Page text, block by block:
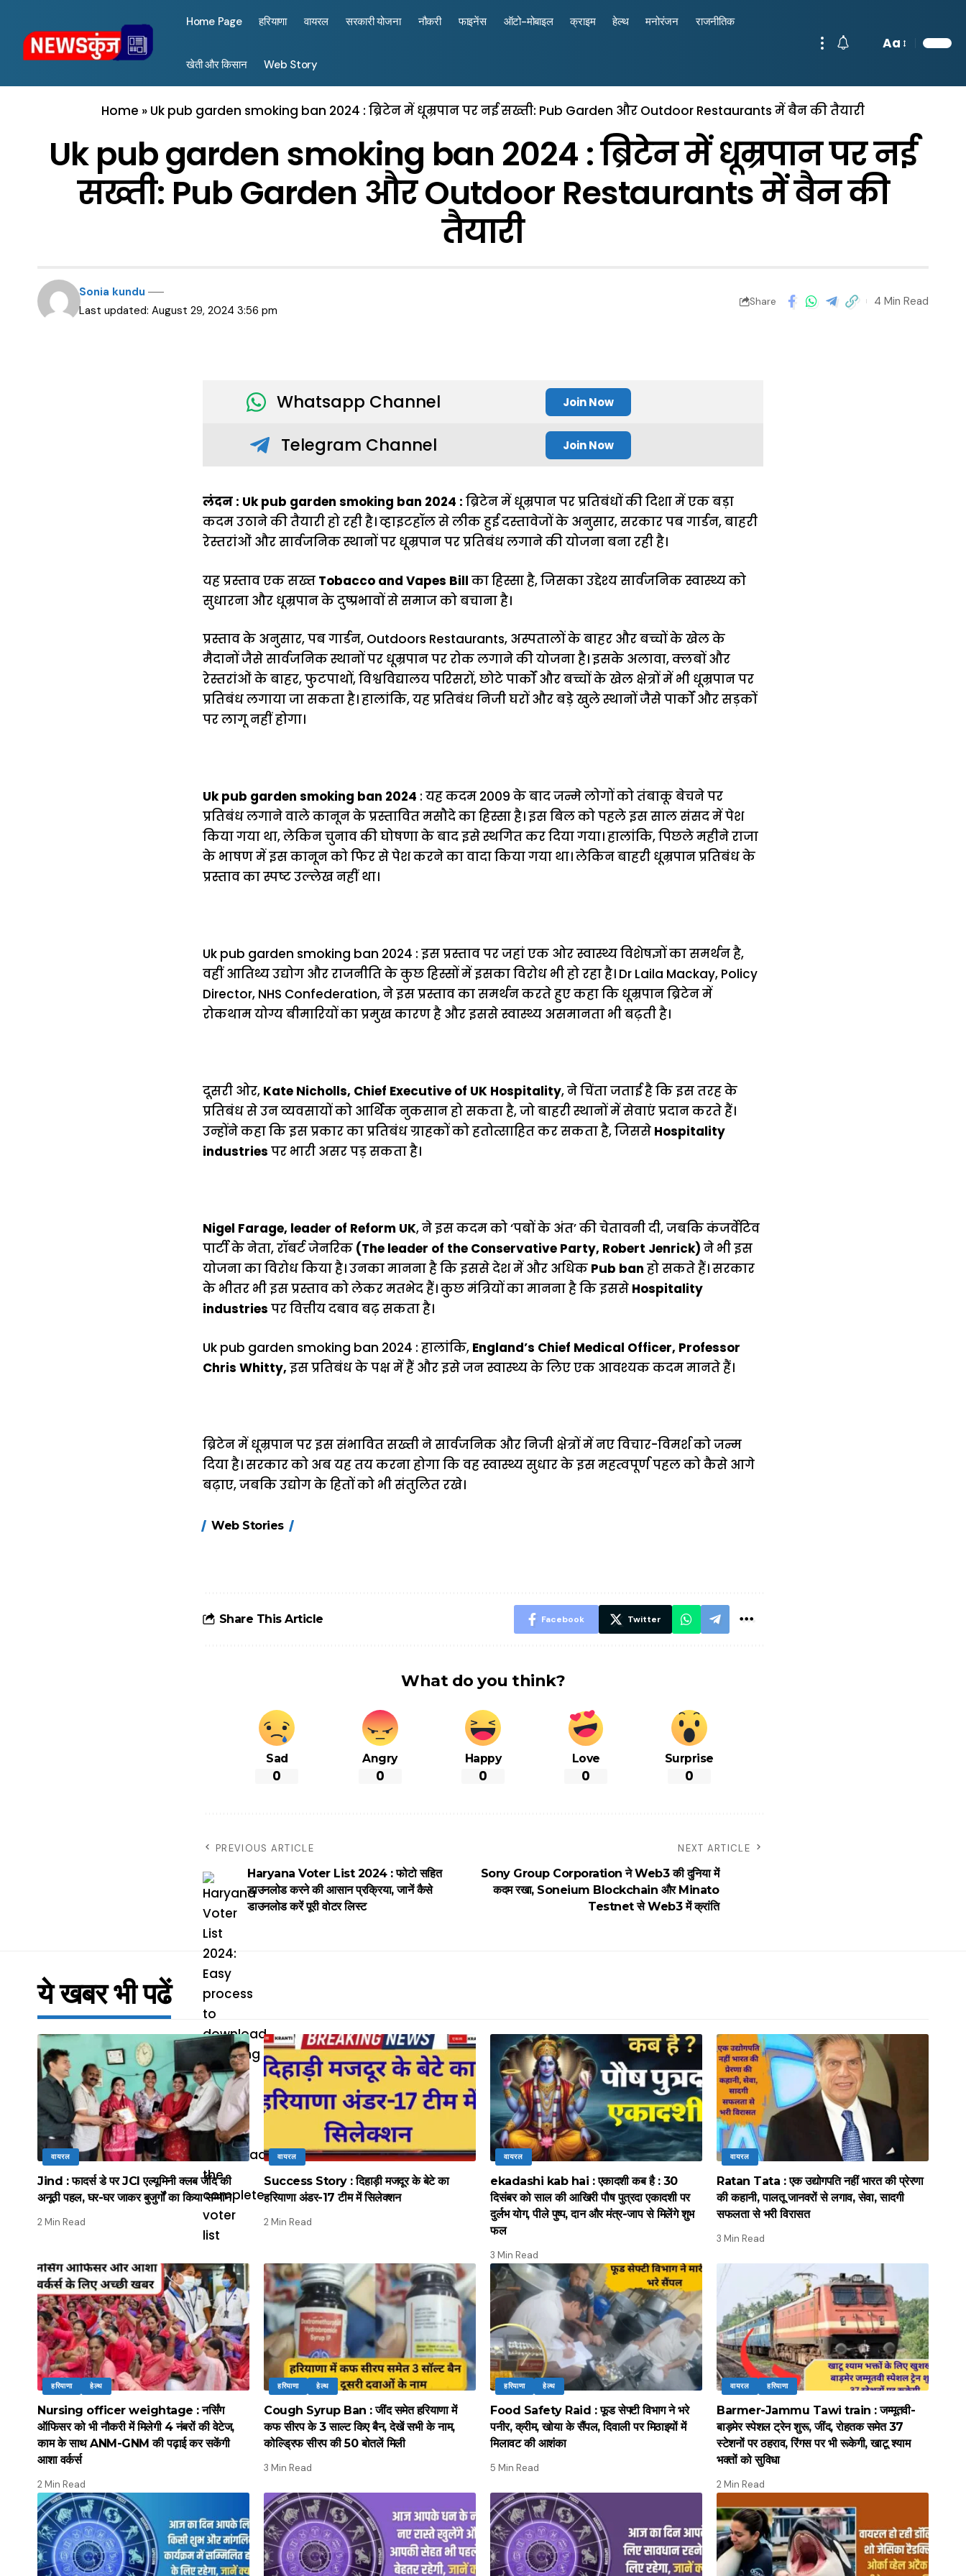
Home Page हरियाणा वायरल सरकारी योजना नौकरी फाइनेंस ऑटो-मोबाइल क्राइम हेल्थ मनोरंजन राजनीतिक
खेती और किसान Web Story
Aa
Home » Uk pub garden smoking ban 2024 : ब्रिटेन में धूम्रपान पर नई सख्ती: Pub Garden और Outdoor Restaurants में बैन की तैयारी
Uk pub garden smoking ban 2024 : ब्रिटेन में धूम्रपान पर नई
सख्ती: Pub Garden और Outdoor Restaurants में बैन की
तैयारी
Last updated: August 29, 2024 3:56 pm
Sonia kundu
Share 4 Min Read
Whatsapp Channel Join Now
Telegram Channel Join Now
लंदन : Uk pub garden smoking ban 2024 : ब्रिटेन में धूम्रपान पर प्रतिबंधों की दिशा में एक बड़ा
कदम उठाने की तैयारी हो रही है। व्हाइटहॉल से लीक हुई दस्तावेजों के अनुसार, सरकार पब गार्डन, बाहरी
रेस्तरांओं और सार्वजनिक स्थानों पर धूम्रपान पर प्रतिबंध लगाने की योजना बना रही है।
यह प्रस्ताव एक सख्त Tobacco and Vapes Bill का हिस्सा है, जिसका उद्देश्य सार्वजनिक स्वास्थ्य को
सुधारना और धूम्रपान के दुष्प्रभावों से समाज को बचाना है।
प्रस्ताव के अनुसार, पब गार्डन, Outdoors Restaurants, अस्पतालों के बाहर और बच्चों के खेल के
मैदानों जैसे सार्वजनिक स्थानों पर धूम्रपान पर रोक लगाने की योजना है। इसके अलावा, क्लबों और
रेस्तरांओं के बाहर, फुटपाथों, विश्वविद्यालय परिसरों, छोटे पार्कों और बच्चों के खेल क्षेत्रों में भी धूम्रपान पर
प्रतिबंध लगाया जा सकता है। हालांकि, यह प्रतिबंध निजी घरों और बड़े खुले स्थानों जैसे पार्कों और सड़कों
पर लागू नहीं होगा।
Uk pub garden smoking ban 2024 : यह कदम 2009 के बाद जन्मे लोगों को तंबाकू बेचने पर
प्रतिबंध लगाने वाले कानून के प्रस्तावित मसौदे का हिस्सा है। इस बिल को पहले इस साल संसद में पेश
किया गया था, लेकिन चुनाव की घोषणा के बाद इसे स्थगित कर दिया गया। हालांकि, पिछले महीने राजा
के भाषण में इस कानून को फिर से पेश करने का वादा किया गया था। लेकिन बाहरी धूम्रपान प्रतिबंध के
प्रस्ताव का स्पष्ट उल्लेख नहीं था।
Uk pub garden smoking ban 2024 : इस प्रस्ताव पर जहां एक ओर स्वास्थ्य विशेषज्ञों का समर्थन है,
वहीं आतिथ्य उद्योग और राजनीति के कुछ हिस्सों में इसका विरोध भी हो रहा है। Dr Laila Mackay, Policy
Director, NHS Confederation, ने इस प्रस्ताव का समर्थन करते हुए कहा कि धूम्रपान ब्रिटेन में
रोकथाम योग्य बीमारियों का प्रमुख कारण है और इससे स्वास्थ्य असमानता भी बढ़ती है।
दूसरी ओर, Kate Nicholls, Chief Executive of UK Hospitality, ने चिंता जताई है कि इस तरह के
प्रतिबंध से उन व्यवसायों को आर्थिक नुकसान हो सकता है, जो बाहरी स्थानों में सेवाएं प्रदान करते हैं।
उन्होंने कहा कि इस प्रकार का प्रतिबंध ग्राहकों को हतोत्साहित कर सकता है, जिससे Hospitality
industries पर भारी असर पड़ सकता है।
Nigel Farage, leader of Reform UK, ने इस कदम को ‘पबों के अंत’ की चेतावनी दी, जबकि कंजर्वेटिव
पार्टी के नेता, रॉबर्ट जेनरिक (The leader of the Conservative Party, Robert Jenrick) ने भी इस
योजना का विरोध किया है। उनका मानना है कि इससे देश में और अधिक Pub ban हो सकते हैं। सरकार
के भीतर भी इस प्रस्ताव को लेकर मतभेद हैं। कुछ मंत्रियों का मानना है कि इससे Hospitality
industries पर वित्तीय दबाव बढ़ सकता है।
Uk pub garden smoking ban 2024 : हालांकि, England’s Chief Medical Officer, Professor
Chris Whitty, इस प्रतिबंध के पक्ष में हैं और इसे जन स्वास्थ्य के लिए एक आवश्यक कदम मानते हैं।
ब्रिटेन में धूम्रपान पर इस संभावित सख्ती ने सार्वजनिक और निजी क्षेत्रों में नए विचार-विमर्श को जन्म
दिया है। सरकार को अब यह तय करना होगा कि वह स्वास्थ्य सुधार के इस महत्वपूर्ण पहल को कैसे आगे
बढ़ाए, जबकि उद्योग के हितों को भी संतुलित रखे।
Web Stories
होंगे FASTag के
आसान ट्रिक्स
निगरानी
Share This Article Facebook Twitter
What do you think?
Sad
0
Angry
0
Happy
0
Love
0
Surprise
0
PREVIOUS ARTICLE
Haryana Voter List 2024 : फोटो सहित
डाउनलोड करने की आसान प्रक्रिया, जानें कैसे
डाउनलोड करें पूरी वोटर लिस्ट
NEXT ARTICLE
Sony Group Corporation ने Web3 की दुनिया में
कदम रखा, Soneium Blockchain और Minato
Testnet से Web3 में क्रांति
ये खबर भी पढें
वायरल
Jind : फादर्स डे पर JCI एल्यूमिनी क्लब जींद की
अनूठी पहल, घर-घर जाकर बुजुर्गों का किया सम्मान
2 Min Read
वायरल
Success Story : दिहाड़ी मजदूर के बेटे का
हरियाणा अंडर-17 टीम में सिलेक्शन
2 Min Read
वायरल
ekadashi kab hai : एकादशी कब है : 30
दिसंबर को साल की आखिरी पौष पुत्रदा एकादशी पर
दुर्लभ योग, पीले पुष्प, दान और मंत्र-जाप से मिलेंगे शुभ
फल
3 Min Read
वायरल
Ratan Tata : एक उद्योगपति नहीं भारत की प्रेरणा
की कहानी, पालतू जानवरों से लगाव, सेवा, सादगी
सफलता से भरी विरासत
3 Min Read
हरियाणा हेल्थ
Nursing officer weightage : नर्सिंग
ऑफिसर को भी नौकरी में मिलेगी 4 नंबरों की वेटेज,
काम के साथ ANM-GNM की पढ़ाई कर सकेंगी
आशा वर्कर्स
2 Min Read
हरियाणा हेल्थ
Cough Syrup Ban : जींद समेत हरियाणा में
कफ सीरप के 3 साल्ट किए बैन, देखें सभी के नाम,
कोल्ड्रिफ सीरप की 50 बोतलें मिली
3 Min Read
हरियाणा हेल्थ
Food Safety Raid : फूड सेफ्टी विभाग ने भरे
पनीर, क्रीम, खोया के सैंपल, दिवाली पर मिठाइयों में
मिलावट की आशंका
5 Min Read
वायरल हरियाणा
Barmer-Jammu Tawi train : जम्मूतवी-
बाड़मेर स्पेशल ट्रेन शुरू, जींद, रोहतक समेत 37
स्टेशनों पर ठहराव, रिंगस पर भी रूकेगी, खाटू श्याम
भक्तों को सुविधा
2 Min Read